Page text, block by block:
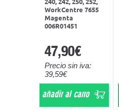
240, 242, 250, 252,
WorkCentre 7655
Magenta
006R01451
47,90€
Precio sin iva:
39,59€
añadir al carro